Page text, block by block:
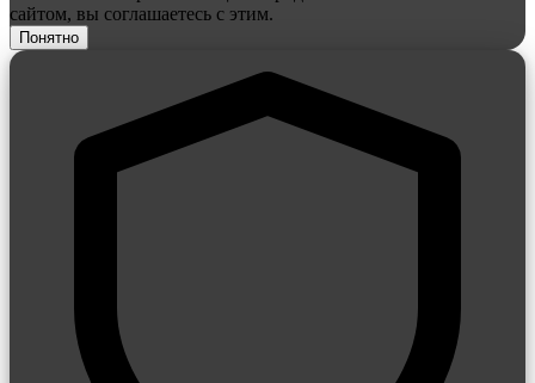
сайтом, вы соглашаетесь с этим.
Понятно